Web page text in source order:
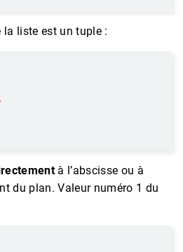
la liste est un tuple :
à l’abscisse ou à
du plan. Valeur numéro 1 du